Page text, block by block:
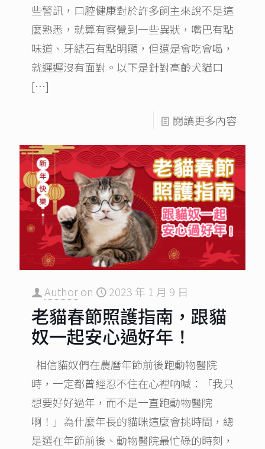
些警訊，口腔健康對於許多飼主來說不是這
麼熟悉，就算有察覺到一些異狀，嘴巴有點
味道、牙結石有點明顯，但還是會吃會喝，
就遲遲沒有面對。以下是針對高齡犬貓口
[…]
閱讀更多內容
Authoron 2023 年 1 月 9 日
老貓春節照護指南，跟貓
奴一起安心過好年！
相信貓奴們在農曆年節前後跑動物醫院
時，一定都曾經忍不住在心裡吶喊：「我只
想要好好過年，而不是一直跑動物醫院
啊！」為什麼年長的貓咪這麼會挑時間，總
是選在年節前後、動物醫院最忙碌的時刻，